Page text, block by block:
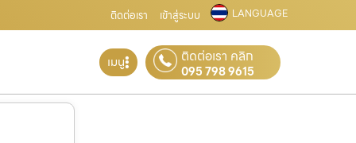
ติดต่อเรา เข้าสู่ระบบ LANGUAGE
เมนู ติดต่อเรา คลิก
095 798 9615